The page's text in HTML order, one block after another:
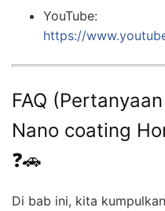
YouTube:
https://
FAQ
Nano coating
❓🚗
Di bab ini, kita